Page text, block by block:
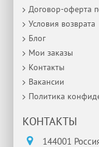
Договор-оферта
Условия возврата
Блог
Мои заказы
Контакты
Вакансии
Политика
КОНТАКТЫ
144001